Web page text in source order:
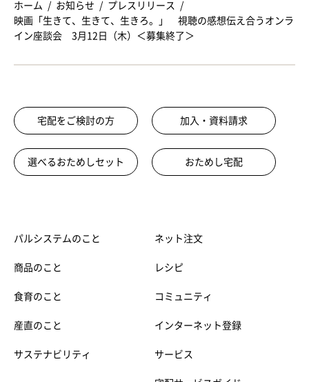
ホーム お知らせ
プレスリリース
映画「生きて、生きて、生きろ。」 視聴の感想伝え合うオンラ
イン座談会 3月12日（木）＜募集終了＞
宅配をご検討の方 加入・資料請求
選べるおためしセット おためし宅配
パルシステムのこと
商品のこと
食育のこと
産直のこと
サステナビリティ
ネット注文
レシピ
コミュニティ
インターネット登録
サービス